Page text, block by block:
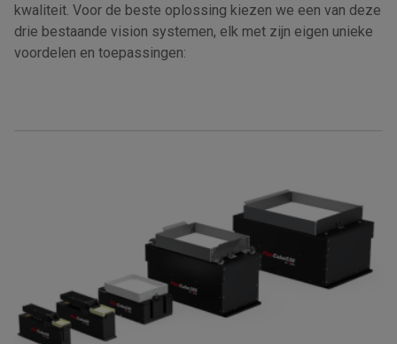
kwaliteit. Voor de beste oplossing kiezen we een van deze
drie bestaande vision systemen, elk met zijn eigen unieke
voordelen en toepassingen: